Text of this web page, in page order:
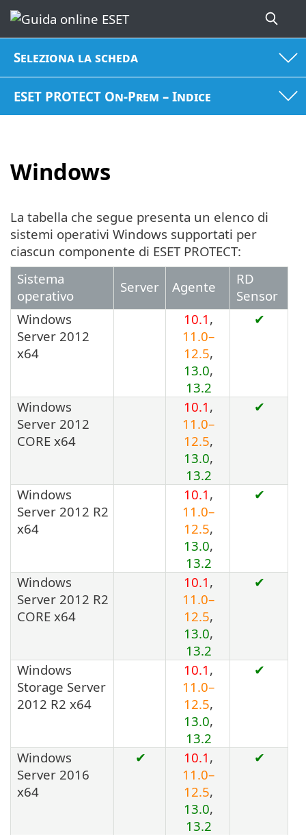
Seleziona la scheda
ESET PROTECT On-Prem – Indice
Windows
La tabella che segue presenta un elenco di
sistemi operativi Windows supportati per
ciascun componente di ESET PROTECT:
Sistema
operativo
Server Agente
RD
Sensor
Windows
Server 2012
x64
10.1 ,
11.0–
12.5,
13.0,
13.2
✔
Windows
Server 2012
CORE x64
10.1 ,
11.0–
12.5,
13.0,
13.2
✔
Windows
Server 2012 R2
x64
10.1 ,
11.0–
12.5,
13.0,
13.2
✔
Windows
Server 2012 R2
CORE x64
10.1 ,
11.0–
12.5,
13.0,
13.2
✔
Windows
Storage Server
2012 R2 x64
10.1 ,
11.0–
12.5,
13.0,
13.2
✔
Windows
Server 2016
x64
✔ 10.1 ,
11.0–
12.5,
13.0,
13.2
✔